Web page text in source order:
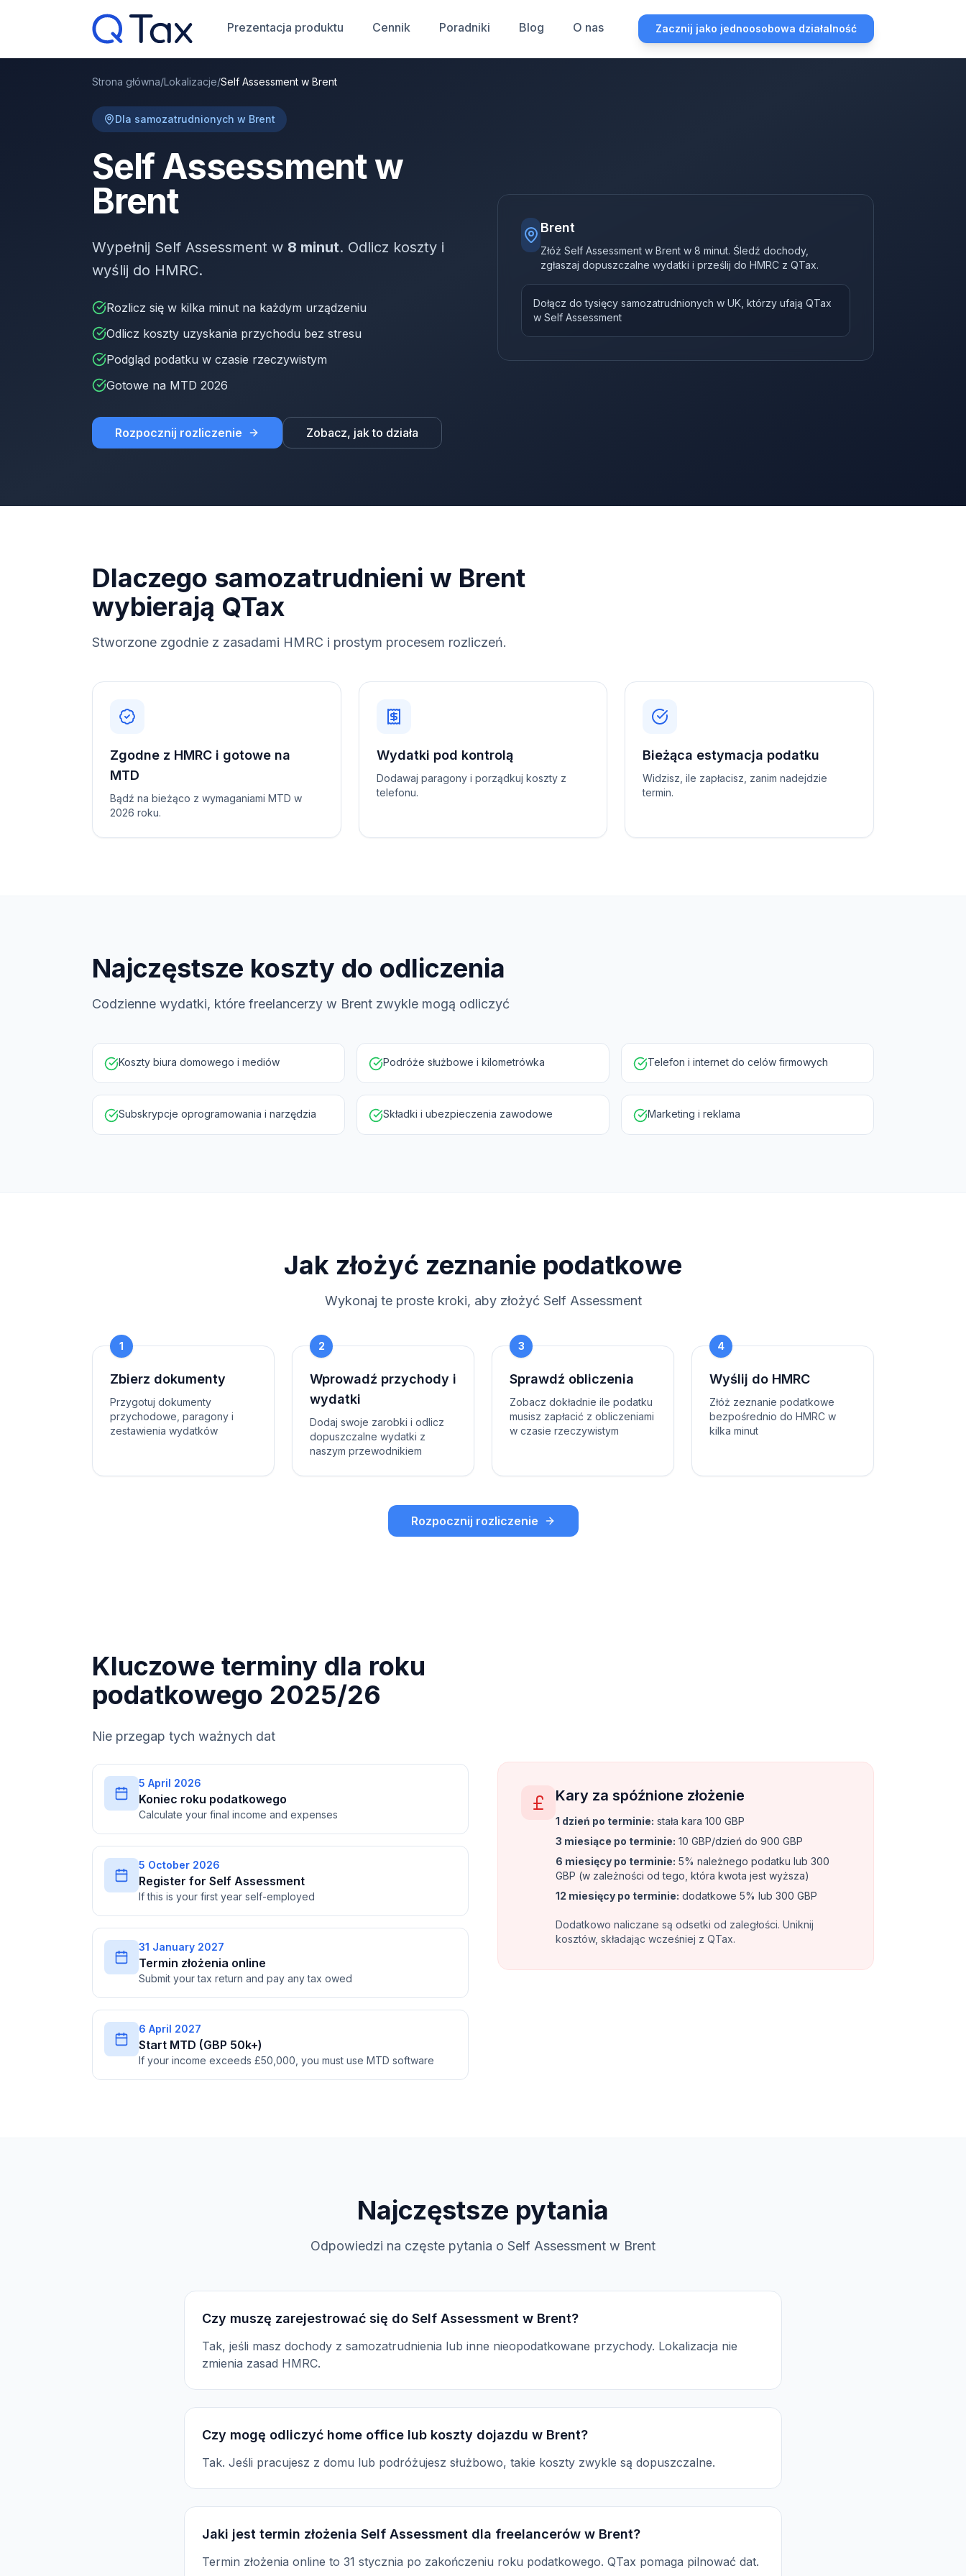
Prezentacja produktu Cennik Poradniki Blog O nas Zacznij jako jednoosobowa działalność
Strona główna/Lokalizacje/Self Assessment w Brent
Dla samozatrudnionych w Brent
Self Assessment w
Brent
Wypełnij Self Assessment w 8 minut. Odlicz koszty i
wyślij do HMRC.
Rozlicz się w kilka minut na każdym urządzeniu
Odlicz koszty uzyskania przychodu bez stresu
Podgląd podatku w czasie rzeczywistym
Gotowe na MTD 2026
Rozpocznij rozliczenie Zobacz, jak to działa
Brent
Złóż Self Assessment w Brent w 8 minut. Śledź dochody,
zgłaszaj dopuszczalne wydatki i prześlij do HMRC z QTax.
Dołącz do tysięcy samozatrudnionych w UK, którzy ufają QTax
w Self Assessment
Dlaczego samozatrudnieni w Brent
wybierają QTax
Stworzone zgodnie z zasadami HMRC i prostym procesem rozliczeń.
Zgodne z HMRC i gotowe na
MTD
Bądź na bieżąco z wymaganiami MTD w
2026 roku.
Wydatki pod kontrolą
Dodawaj paragony i porządkuj koszty z
telefonu.
Bieżąca estymacja podatku
Widzisz, ile zapłacisz, zanim nadejdzie
termin.
Najczęstsze koszty do odliczenia
Codzienne wydatki, które freelancerzy w Brent zwykle mogą odliczyć
Koszty biura domowego i mediów Podróże służbowe i kilometrówka Telefon i internet do celów firmowych
Subskrypcje oprogramowania i narzędzia Składki i ubezpieczenia zawodowe Marketing i reklama
Jak złożyć zeznanie podatkowe
Wykonaj te proste kroki, aby złożyć Self Assessment
1
Zbierz dokumenty
Przygotuj dokumenty
przychodowe, paragony i
zestawienia wydatków
2
Wprowadź przychody i
wydatki
Dodaj swoje zarobki i odlicz
dopuszczalne wydatki z
naszym przewodnikiem
3
Sprawdź obliczenia
Zobacz dokładnie ile podatku
musisz zapłacić z obliczeniami
w czasie rzeczywistym
4
Wyślij do HMRC
Złóż zeznanie podatkowe
bezpośrednio do HMRC w
kilka minut
Rozpocznij rozliczenie
Kluczowe terminy dla roku
podatkowego 2025/26
Nie przegap tych ważnych dat
5 April 2026
Koniec roku podatkowego
Calculate your final income and expenses
5 October 2026
Register for Self Assessment
If this is your first year self-employed
31 January 2027
Termin złożenia online
Submit your tax return and pay any tax owed
6 April 2027
Start MTD (GBP 50k+)
If your income exceeds £50,000, you must use MTD software
Kary za spóźnione złożenie
1 dzień po terminie: stała kara 100 GBP
3 miesiące po terminie: 10 GBP/dzień do 900 GBP
6 miesięcy po terminie: 5% należnego podatku lub 300
GBP (w zależności od tego, która kwota jest wyższa)
12 miesięcy po terminie: dodatkowe 5% lub 300 GBP
Dodatkowo naliczane są odsetki od zaległości. Uniknij
kosztów, składając wcześniej z QTax.
Najczęstsze pytania
Odpowiedzi na częste pytania o Self Assessment w Brent
Czy muszę zarejestrować się do Self Assessment w Brent?
Tak, jeśli masz dochody z samozatrudnienia lub inne nieopodatkowane przychody. Lokalizacja nie
zmienia zasad HMRC.
Czy mogę odliczyć home office lub koszty dojazdu w Brent?
Tak. Jeśli pracujesz z domu lub podróżujesz służbowo, takie koszty zwykle są dopuszczalne.
Jaki jest termin złożenia Self Assessment dla freelancerów w Brent?
Termin złożenia online to 31 stycznia po zakończeniu roku podatkowego. QTax pomaga pilnować dat.